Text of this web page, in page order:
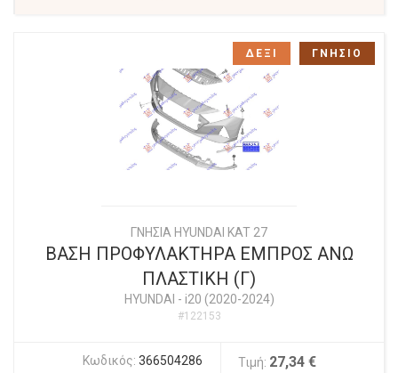
ΓΝΗΣΙΑ HYUNDAI KAT 27
ΒΑΣΗ ΠΡΟΦΥΛΑΚΤΗΡΑ ΕΜΠΡΟΣ ΑΝΩ
ΠΛΑΣΤΙΚΗ (Γ)
HYUNDAI - i20 (2020-2024)
#122153
Κωδικός: 366504286 Τιμή: 27,34 €
ΔΕΞΙ ΓΝΗΣΙΟ